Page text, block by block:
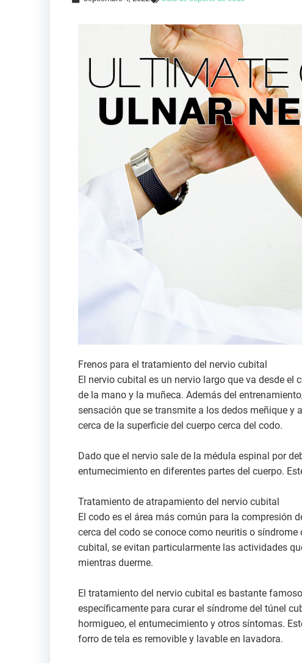
Frenos para el tratamiento del nervio cubital
El nervio cubital es un nervio largo que va desde
de la mano y la muñeca. Además del
sensación que se transmite a los dedos meñique y
cerca de la superficie del cuerpo cerca del codo.
Dado que el nervio sale de la médula espinal por
entumecimiento en diferentes partes del cuerpo.
Tratamiento de atrapamiento del nervio cubital
El codo es el área más común para la compresión
cerca del codo se conoce como neuritis o
cubital, se evitan particularmente las actividades
mientras duerme.
El tratamiento del nervio cubital es bastante
específicamente para curar el síndrome del túnel
hormigueo, el entumecimiento y otros síntomas.
forro de tela es removible y lavable en lavadora.